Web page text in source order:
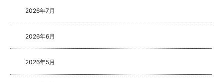
2026年7月
2026年6月
2026年5月